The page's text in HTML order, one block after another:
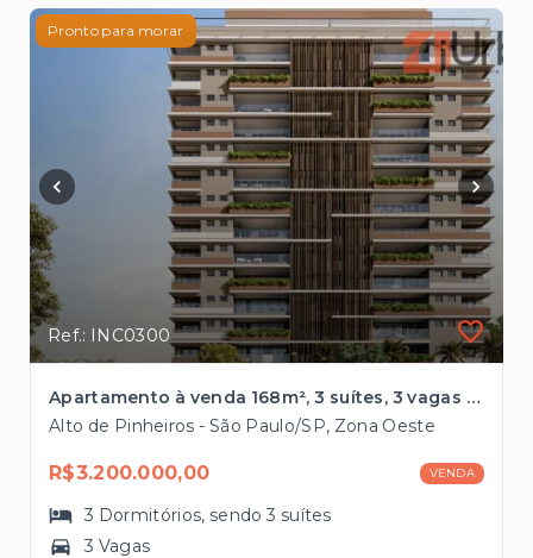
Pronto para morar
Ref.: INC0300
Apartamento à venda 168m², 3 suítes, 3 vagas no Alto de Pinheiros
Alto de Pinheiros - São Paulo/SP, Zona Oeste
R$3.200.000,00 VENDA
3 Dormitórios, sendo3 suítes
3 Vagas